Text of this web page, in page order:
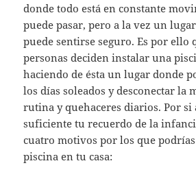
donde todo está en constante
puede pasar, pero a la vez un
puede sentirse seguro. Es por ello
personas deciden instalar una
haciendo de ésta un lugar donde
los días soleados y desconectar la
rutina y quehaceres diarios. Por si
suficiente tu recuerdo de la
cuatro motivos por los que
piscina en tu casa: